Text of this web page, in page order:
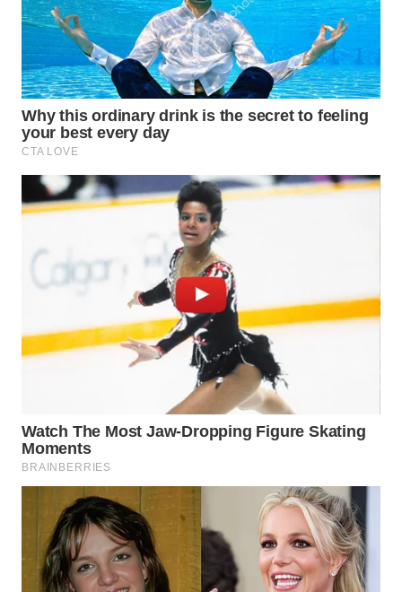
SELATAN
WN
TANJUNG
LESUNG
WN
WN
WN
WN
WN DELI
SERDANG
TEBING
TINGGI
WN